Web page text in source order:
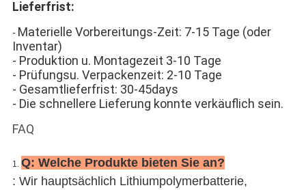
Lieferfrist:
- Materielle Vorbereitungs-Zeit: 7-15 Tage (oder
Inventar)
- Produktion u. Montagezeit 3-10 Tage
- Prüfungsu. Verpackenzeit: 2-10 Tage
- Gesamtlieferfrist: 30-45days
- Die schnellere Lieferung konnte verkäuflich sein.
FAQ
1. Q: Welche Produkte bieten Sie an?
: Wir hauptsächlich Lithiumpolymerbatterie,